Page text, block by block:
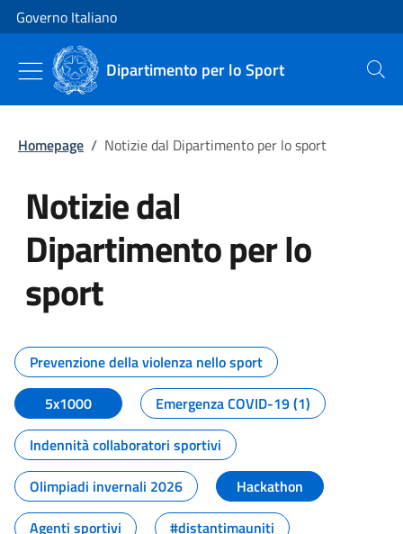
Vai al contenuto
Vai alla navigazione del sito
Governo Italiano
Dipartimento per lo Sport Cerca
Homepage / Notizie dal Dipartimento per lo sport
Notizie dal
Dipartimento per lo
sport
Tutti i contenuti della pagina
Prevenzione della violenza nello sport
5x1000
Emergenza COVID-19 (1)
Indennità collaboratori sportivi
Olimpiadi invernali 2026
Hackathon
Agenti sportivi
#distantimauniti